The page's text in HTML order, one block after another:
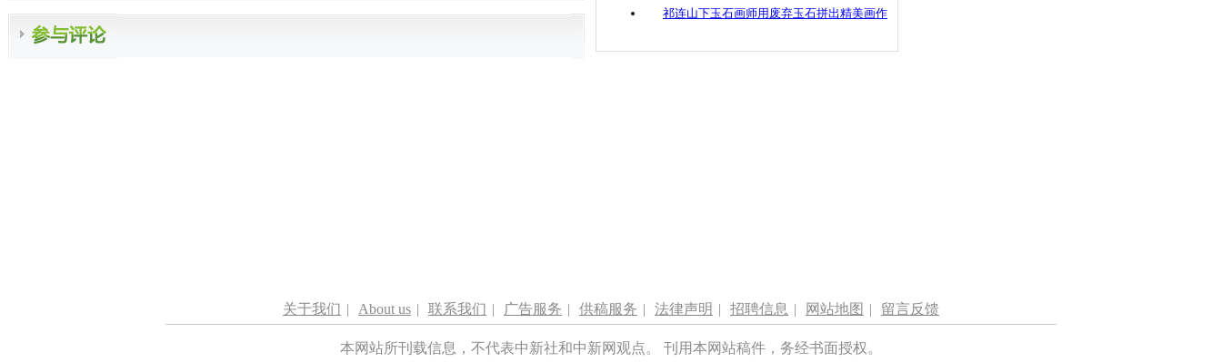
祁连山下玉石画师用废弃玉石拼出精美画作
关于我们 | About us | 联系我们 | 广告服务 | 供稿服务 | 法律声明 | 招聘信息 | 网站地图 | 留言反馈
本网站所刊载信息，不代表中新社和中新网观点。 刊用本网站稿件，务经书面授权。